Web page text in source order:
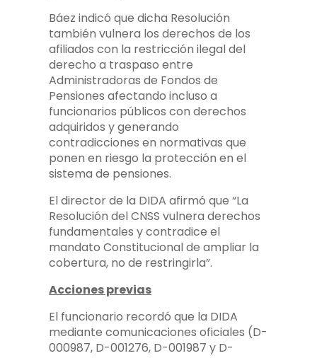
Báez indicó que dicha Resolución
también vulnera los derechos de los
afiliados con la restricción ilegal del
derecho a traspaso entre
Administradoras de Fondos de
Pensiones afectando incluso a
funcionarios públicos con derechos
adquiridos y generando
contradicciones en normativas que
ponen en riesgo la protección en el
sistema de pensiones.
El director de la DIDA afirmó que “La
Resolución del CNSS vulnera derechos
fundamentales y contradice el
mandato Constitucional de ampliar la
cobertura, no de restringirla”.
Acciones previas
El funcionario recordó que la DIDA
mediante comunicaciones oficiales (D-
000987, D-001276, D-001987 y D-